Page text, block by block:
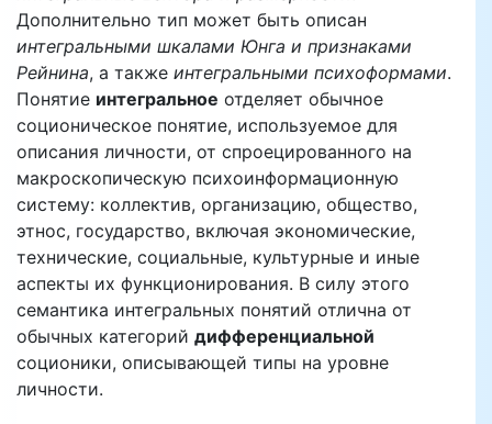
Дополнительно тип может быть описан
интегральными шкалами Юнга и признаками
Рейнина, а также интегральными психоформами.
Понятие интегральное отделяет обычное
соционическое понятие, используемое для
описания личности, от спроецированного на
макроскопическую психоинформационную
систему: коллектив, организацию, общество,
этнос, государство, включая экономические,
технические, социальные, культурные и иные
аспекты их функционирования. В силу этого
семантика интегральных понятий отлична от
обычных категорий дифференциальной
соционики, описывающей типы на уровне
личности.